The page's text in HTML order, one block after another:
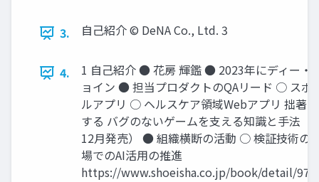
3. 自己紹介 © DeNA Co., Ltd. 3
4.
1 自己紹介 ● 花房 輝鑑 ● 2023年にディー・
ョイン ● 担当プロダクトのQAリード ○ スポ
ルアプリ ○ ヘルスケア領域Webアプリ 拙著
する バグのないゲームを支える知識と手法
12月発売） ● 組織横断の活動 ○ 検証技術の
場でのAI活用の推進
https://www.shoeisha.co.jp/book/detail/